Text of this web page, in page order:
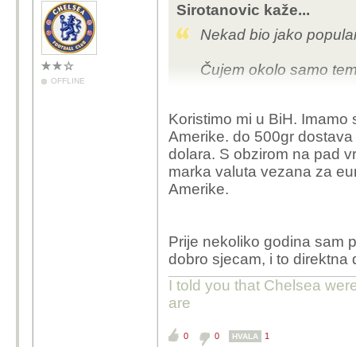
OFFLINE
Sirotanovic kaže...
Nekad bio jako
Čujem okolo samo
Koristimo mi u BiH.
Amerike. do 500gr
dolara. S obzirom na pad
marka valuta vezana za
Amerike.
Prije nekoliko godina sam
dobro sjecam, i to
I told you that Chelsea
are
0 0 HVALA 1